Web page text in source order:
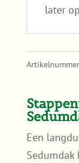
later
Een